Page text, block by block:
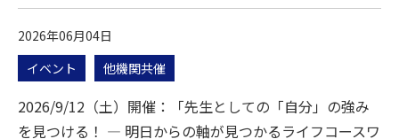
2026年06月04日
イベント
他機関共催
2026/9/12（土）開催：「先生としての「自分」の強み
を見つける！ ― 明日からの軸が見つかるライフコースワ